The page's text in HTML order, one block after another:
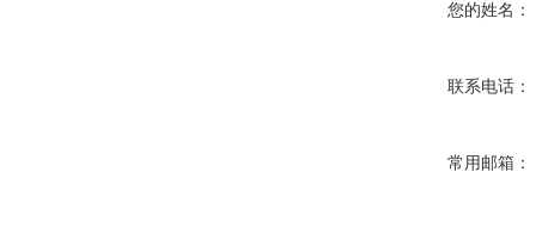
您的姓名：
联系电话：
常用邮箱：